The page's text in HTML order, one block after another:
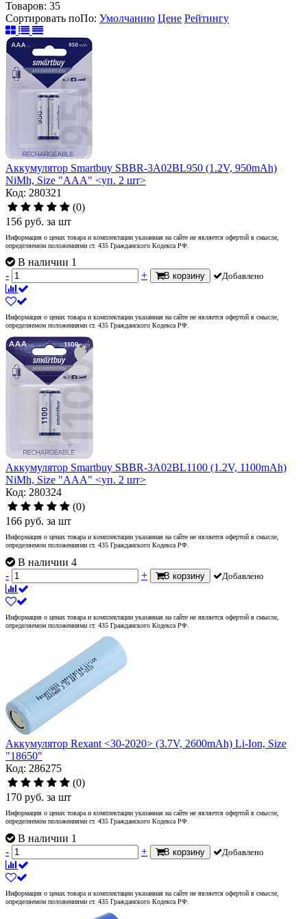
Товаров: 35
Сортировать поПо: Умолчанию Цене Рейтингу
Аккумулятор Smartbuy SBBR-3A02BL950 (1.2V, 950mAh)
NiMh, Size "AAA" <уп. 2 шт>
Код: 280321
(0)
156 руб. за шт
Информация о ценах товара и комплектации указанная на сайте не является офертой в смысле,
определяемом положениями ст. 435 Гражданского Кодекса РФ.
В наличии 1
-
+ В корзину Добавлено
Информация о ценах товара и комплектации указанная на сайте не является офертой в смысле,
определяемом положениями ст. 435 Гражданского Кодекса РФ.
Аккумулятор Smartbuy SBBR-3A02BL1100 (1.2V, 1100mAh)
NiMh, Size "AAA" <уп. 2 шт>
Код: 280324
(0)
166 руб. за шт
Информация о ценах товара и комплектации указанная на сайте не является офертой в смысле,
определяемом положениями ст. 435 Гражданского Кодекса РФ.
В наличии 4
-
+ В корзину Добавлено
Информация о ценах товара и комплектации указанная на сайте не является офертой в смысле,
определяемом положениями ст. 435 Гражданского Кодекса РФ.
Аккумулятор Rexant <30-2020> (3.7V, 2600mAh) Li-Ion, Size
"18650"
Код: 286275
(0)
170 руб. за шт
Информация о ценах товара и комплектации указанная на сайте не является офертой в смысле,
определяемом положениями ст. 435 Гражданского Кодекса РФ.
В наличии 1
-
+ В корзину Добавлено
Информация о ценах товара и комплектации указанная на сайте не является офертой в смысле,
определяемом положениями ст. 435 Гражданского Кодекса РФ.